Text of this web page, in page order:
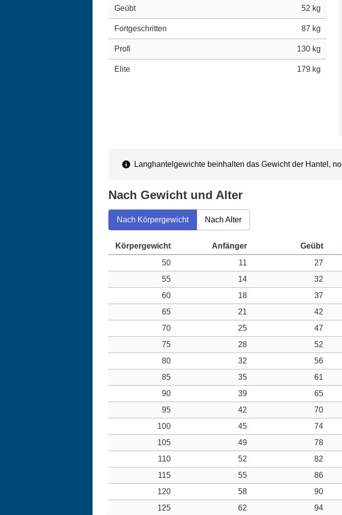
Geübt 52 kg
Fortgeschritten 87 kg
Profi 130 kg
Elite 179 kg
Langhantelgewichte beinhalten das Gewicht der Hantel,
Nach Gewicht und Alter
Nach Körpergewicht Nach Alter
50 11 27
55
14 32
60
18 37
65
21 42
70
25 47
75
28 52
80
32 56
85
35 61
90
39 65
95
42 70
100
45 74
105
49 78
110
52 82
115
55 86
120
58 90
125
62 94